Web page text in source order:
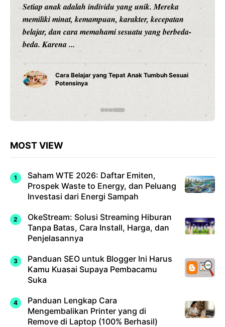
Setiap anak adalah individu yang unik. Mereka
memiliki minat, kemampuan, karakter, kecepatan
belajar, dan cara memahami sesuatu yang berbeda-
beda. Karena ...
Cara Belajar yang Tepat Anak Tumbuh Sesuai
Potensinya
MOST VIEW
Saham WTE 2026: Daftar Emiten,
Prospek Waste to Energy, dan Peluang
Investasi dari Energi Sampah
OkeStream: Solusi Streaming Hiburan
Tanpa Batas, Cara Install, Harga, dan
Penjelasannya
Panduan SEO untuk Blogger Ini Harus
Kamu Kuasai Supaya Pembacamu
Suka
Panduan Lengkap Cara
Mengembalikan Printer yang di
Remove di Laptop (100% Berhasil)